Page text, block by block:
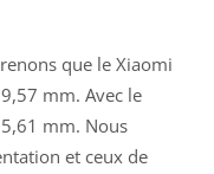
que le Xiaomi
mm. Avec le
mm. Nous
et ceux de